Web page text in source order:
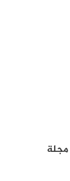
| مجلة